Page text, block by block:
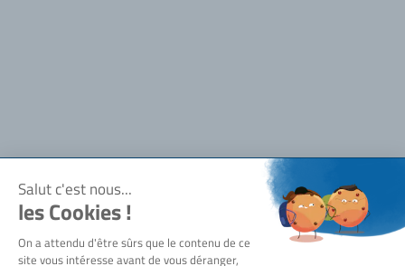
Notre société
Qui sommes-nous ?